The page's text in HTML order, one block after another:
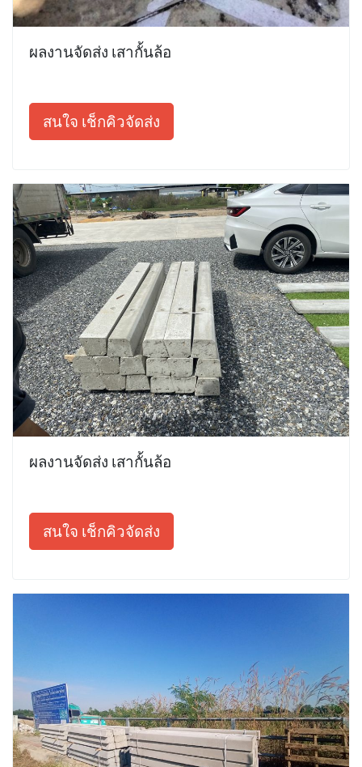
ผลงานจัดส่ง เสากั้นล้อ
สนใจ เช็กคิวจัดส่ง
ผลงานจัดส่ง เสากั้นล้อ
สนใจ เช็กคิวจัดส่ง